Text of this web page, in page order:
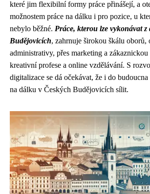
které jim flexibilní formy práce přinášejí, a
možnostem práce na dálku i pro pozice, u
nebylo běžné. Práce, kterou lze vykonávat z
Budějovicích, zahrnuje širokou škálu oborů,
administrativy, přes marketing a
kreativní profese a online vzdělávání. S
digitalizace se dá očekávat, že i do
na dálku v Českých Budějovicích sílit.